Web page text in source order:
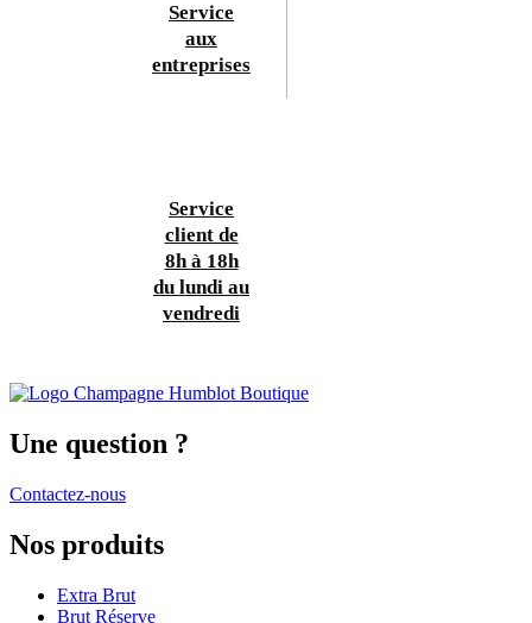
Service
aux
entreprises
Service
client de
8h à 18h
du lundi au
vendredi
Une question ?
Contactez-nous
Nos produits
Extra Brut
Brut Réserve